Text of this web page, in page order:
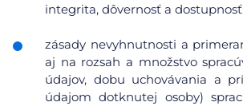
integrita, dôvernosť a
zásady nevyhnutnosti a
aj na rozsah a množstvo
údajov, dobu uchovávania a
údajom dotknutej osoby)